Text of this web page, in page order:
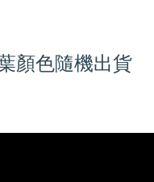
顏色隨機出貨